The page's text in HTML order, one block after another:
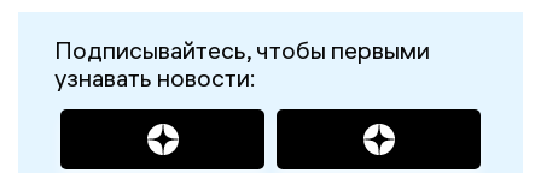
Подписывайтесь, чтобы первыми
узнавать новости: